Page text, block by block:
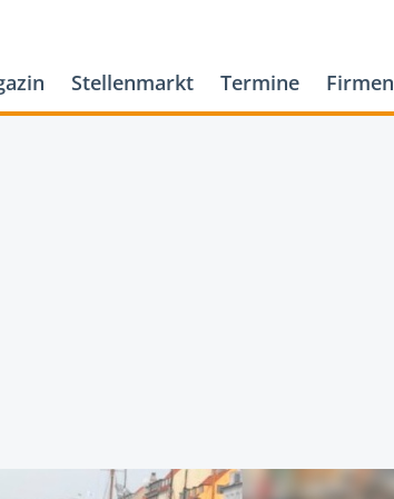
Stellenmarkt Termine Firmen